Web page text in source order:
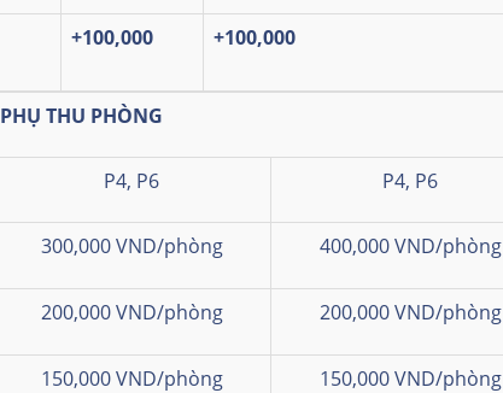
+100,000 +100,000
PHỤ THU PHÒNG
P4, P6 P4, P6
300,000 VND/phòng 400,000 VND/phòng
200,000 VND/phòng 200,000 VND/phòng
150,000 VND/phòng 150,000 VND/phòng